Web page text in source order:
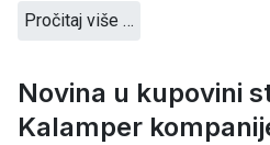
Pročitaj više …
Novina u kupovini
Kalamper